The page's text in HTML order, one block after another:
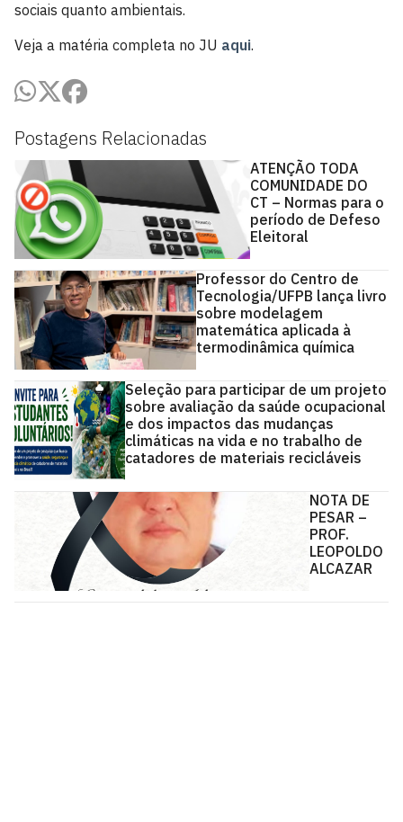
Postagens Relacionadas
ATENÇÃO TODA
COMUNIDADE DO
CT – Normas para o
período de Defeso
Eleitoral
Professor do Centro de
Tecnologia/UFPB lança livro
sobre modelagem
matemática aplicada à
termodinâmica química
Seleção para participar de um projeto
sobre avaliação da saúde ocupacional
e dos impactos das mudanças
climáticas na vida e no trabalho de
catadores de materiais recicláveis
NOTA DE
PESAR –
PROF.
LEOPOLDO
ALCAZAR
sociais quanto ambientais.
Veja a matéria completa no JU aqui.